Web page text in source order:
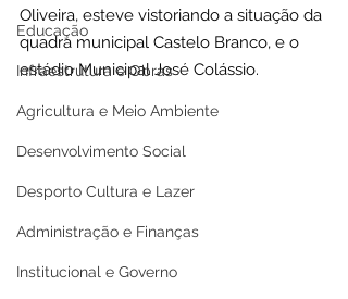
Educação
Infraestrutura e Obras
Agricultura e Meio Ambiente
Desenvolvimento Social
Desporto Cultura e Lazer
Administração e Finanças
Institucional e Governo
Oliveira, esteve vistoriando a situação da
quadra municipal Castelo Branco, e o
estádio Municipal José Colássio.